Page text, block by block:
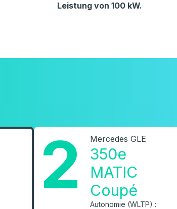
Leistung von 100 kW.
2 Mercedes GLE
350e
MATIC
Coupé
Autonomie (WLTP) :